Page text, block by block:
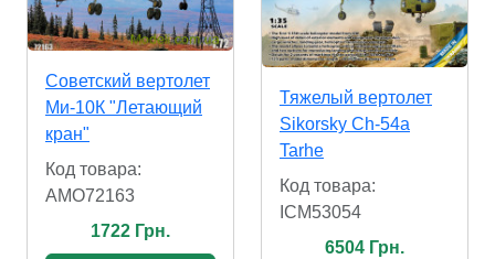
Советский вертолет
Ми-10К "Летающий
кран"
Код товара:
AMO72163
1722 Грн.
Тяжелый вертолет
Sikorsky Ch-54a
Tarhe
Код товара:
ICM53054
6504 Грн.